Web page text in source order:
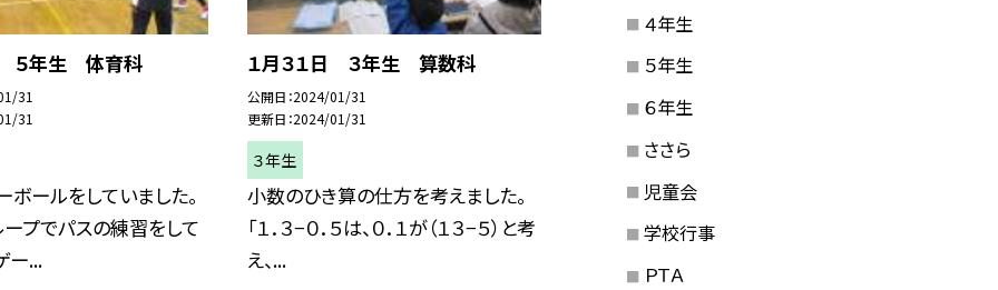
５年生 体育科
31
31
ボールをしていました。
プでパスの練習をして
ー...
１月３１日 ３年生 算数科
公開日 2024/01/31
更新日 2024/01/31
３年生
小数のひき算の仕方を考えました。
「１．３−０．５は、０．１が（１３−５）と考
え、...
４年生
５年生
６年生
ささら
児童会
学校行事
ＰＴＡ